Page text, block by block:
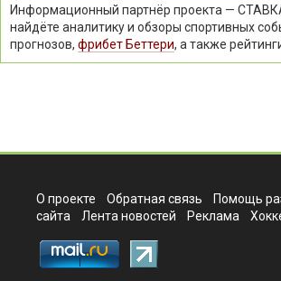
Информационный партнёр проекта —
найдёте аналитику и обзоры спортивных
прогнозов, фрибет Беттери, а также
О проекте Обратная связь
Помощь
сайта
Лента новостей Реклама